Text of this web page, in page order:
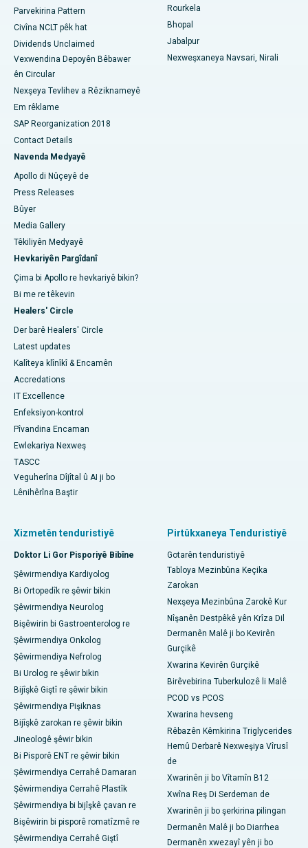
Nexweşxaneya Penceşêrê ya Jinan a Herî Baş li Başûrê Delhiyê
Parvekirina Pattern
Civîna NCLT pêk hat
Dividends Unclaimed
Vexwendina Depoyên Bêbawer
ên Circular
Nexşeya Tevlihev a Rêziknameyê
Em rêklame
SAP Reorganization 2018
Contact Details
Navenda Medyayê
Apollo di Nûçeyê de
Press Releases
Bûyer
Media Gallery
Têkiliyên Medyayê
Hevkariyên Pargîdanî
Çima bi Apollo re hevkariyê bikin?
Bi me re têkevin
Healers' Circle
Der barê Healers' Circle
Latest updates
Kalîteya klînîkî & Encamên
Accredations
IT Excellence
Enfeksiyon-kontrol
Pîvandina Encaman
Ewlekariya Nexweş
TASCC
Veguherîna Dîjîtal û AI ji bo
Lênihêrîna Baştir
Rourkela
Bhopal
Jabalpur
Nexweşxaneya Navsari, Nirali
Xizmetên tenduristiyê
Doktor Li Gor Pisporiyê Bibîne
Şêwirmendiya Kardiyolog
Bi Ortopedîk re şêwir bikin
Şêwirmendiya Neurolog
Bişêwirin bi Gastroenterolog re
Şêwirmendiya Onkolog
Şêwirmendiya Nefrolog
Bi Urolog re şêwir bikin
Bijîşkê Giştî re şêwir bikin
Şêwirmendiya Pişiknas
Bijîşkê zarokan re şêwir bikin
Jineologê şêwir bikin
Bi Pisporê ENT re şêwir bikin
Şêwirmendiya Cerrahê Damaran
Şêwirmendiya Cerrahê Plastîk
Şêwirmendiya bi bijîşkê çavan re
Bişêwirin bi pisporê romatîzmê re
Şêwirmendiya Cerrahê Giştî
Pirtûkxaneya Tenduristiyê
Gotarên tenduristiyê
Tabloya Mezinbûna Keçika
Zarokan
Nexşeya Mezinbûna Zarokê Kur
Nîşanên Destpêkê yên Krîza Dil
Dermanên Malê ji bo Kevirên
Gurçikê
Xwarina Kevirên Gurçikê
Birêvebirina Tuberkulozê li Malê
PCOD vs PCOS
Xwarina hevseng
Rêbazên Kêmkirina Triglycerides
Hemû Derbarê Nexweşiya Vîrusî
de
Xwarinên ji bo Vîtamîn B12
Xwîna Reş Di Serdeman de
Xwarinên ji bo şerkirina pilingan
Dermanên Malê ji bo Diarrhea
Dermanên xwezayî yên ji bo